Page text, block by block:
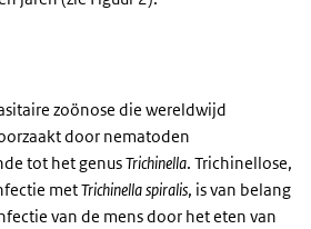
zoönose die wereldwijd
door nematoden
tot het genusTrichinella. Trichinellose,
metTrichinella spiralis, is van belang
van de mens door het eten van